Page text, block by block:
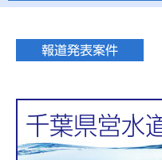
千葉県営水